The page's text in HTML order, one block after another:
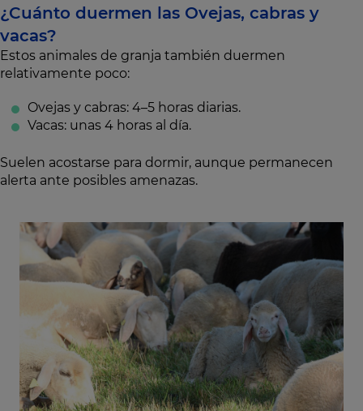
¿Cuánto duermen las Ovejas, cabras y
vacas?
Estos animales de granja también duermen
relativamente poco:
Ovejas y cabras: 4–5 horas diarias.
Vacas: unas 4 horas al día.
Suelen acostarse para dormir, aunque permanecen
alerta ante posibles amenazas.